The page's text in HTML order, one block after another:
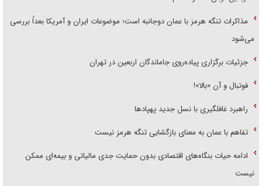
مذاکرات تنگه هرمز با عمان دوجانبه است؛ موضوعات ایران و آمریکا بعداً بررسی
می‌شود
جزئیات برگزاری پیاده‌روی جاماندگان اربعین در تهران
فوتبال و آن «بالا»!
راهبرد غافلگیری با نسل جدید پهپاد‌ها
تفاهم با عمان به معنای بازگشایی تنگه هرمز نیست
ادامه حیات بنگاه‌های اقتصادی بدون حمایت جدی مالیاتی و بیمه‌ای ممکن
نیست